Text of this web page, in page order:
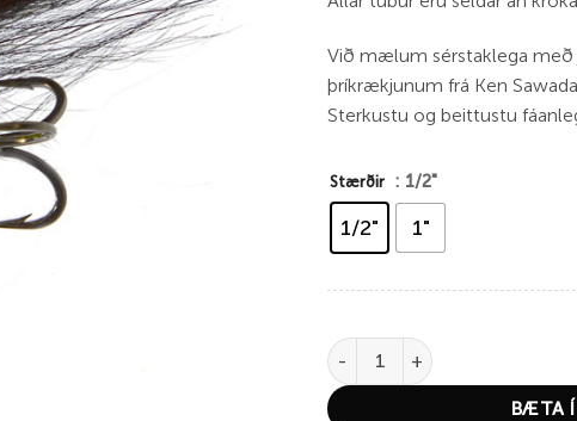
Við mælum sérstaklega
þríkrækjunum frá Ken
Sterkustu og beittustu
Stærðir : 1/2"
1/2" 1"
Black and Blue Tungsten
BÆTA Í